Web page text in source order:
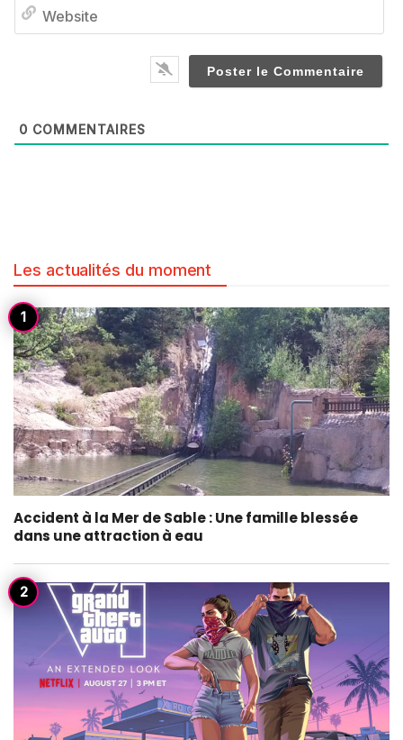
0 COMMENTAIRES
Les actualités du moment
Accident à la Mer de Sable : Une famille blessée
dans une attraction à eau